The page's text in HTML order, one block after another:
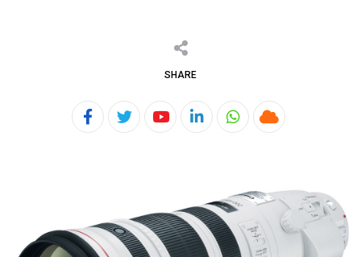
SHARE
YoutubeLinkedInWhatsapp
Cloud